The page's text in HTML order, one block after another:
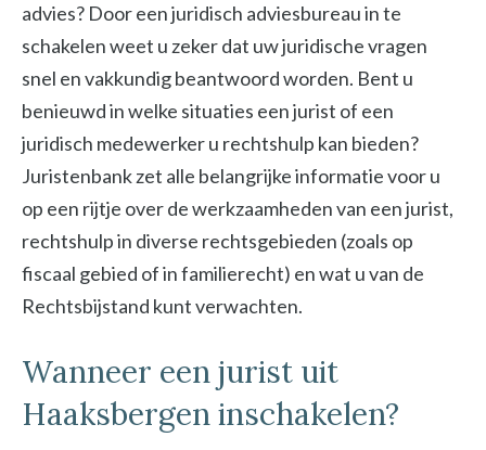
advies? Door een juridisch adviesbureau in te
schakelen weet u zeker dat uw juridische vragen
snel en vakkundig beantwoord worden. Bent u
benieuwd in welke situaties een jurist of een
juridisch medewerker u rechtshulp kan bieden?
Juristenbank zet alle belangrijke informatie voor u
op een rijtje over de werkzaamheden van een jurist,
rechtshulp in diverse rechtsgebieden (zoals op
fiscaal gebied of in familierecht) en wat u van de
Rechtsbijstand kunt verwachten.
Wanneer een jurist uit
Haaksbergen inschakelen?